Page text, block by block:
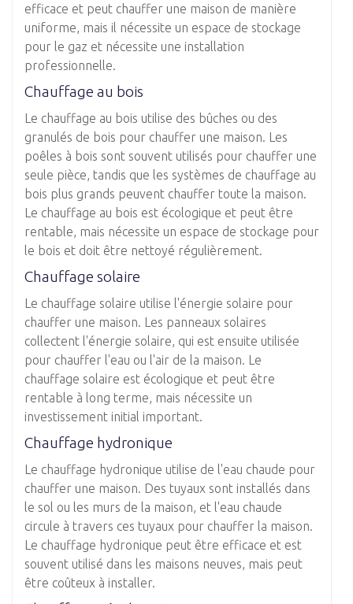
efficace et peut chauffer une maison de manière
uniforme, mais il nécessite un espace de stockage
pour le gaz et nécessite une installation
professionnelle.
Chauffage au bois
Le chauffage au bois utilise des bûches ou des
granulés de bois pour chauffer une maison. Les
poêles à bois sont souvent utilisés pour chauffer une
seule pièce, tandis que les systèmes de chauffage au
bois plus grands peuvent chauffer toute la maison.
Le chauffage au bois est écologique et peut être
rentable, mais nécessite un espace de stockage pour
le bois et doit être nettoyé régulièrement.
Chauffage solaire
Le chauffage solaire utilise l'énergie solaire pour
chauffer une maison. Les panneaux solaires
collectent l'énergie solaire, qui est ensuite utilisée
pour chauffer l'eau ou l'air de la maison. Le
chauffage solaire est écologique et peut être
rentable à long terme, mais nécessite un
investissement initial important.
Chauffage hydronique
Le chauffage hydronique utilise de l'eau chaude pour
chauffer une maison. Des tuyaux sont installés dans
le sol ou les murs de la maison, et l'eau chaude
circule à travers ces tuyaux pour chauffer la maison.
Le chauffage hydronique peut être efficace et est
souvent utilisé dans les maisons neuves, mais peut
être coûteux à installer.